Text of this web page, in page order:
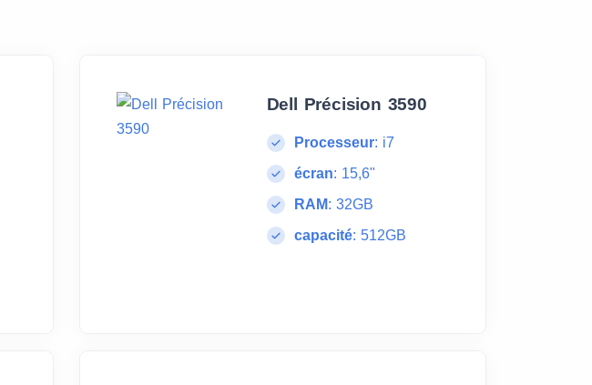
Dell Précision 3590
Processeur: i7
écran: 15,6"
RAM: 32GB
capacité: 512GB